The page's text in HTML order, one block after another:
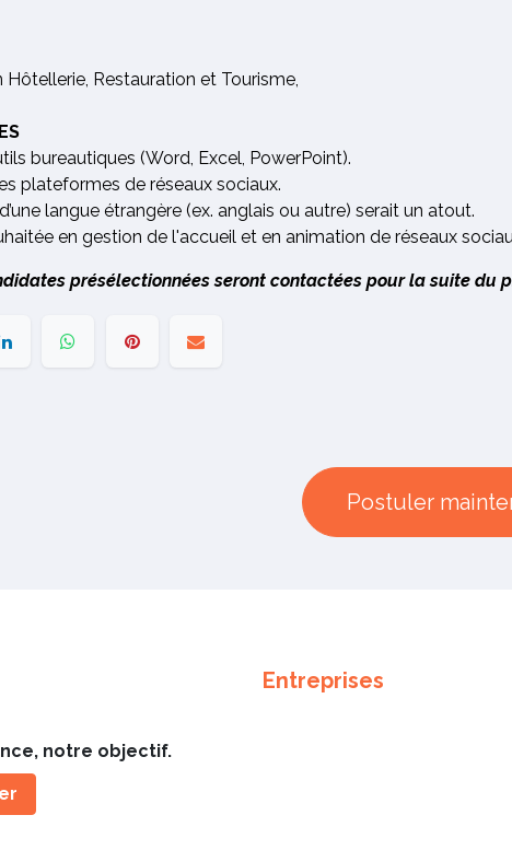
Hôtellerie, Restauration et Tourisme,
bureautiques (Word, Excel, PowerPoint).
plateformes de réseaux sociaux.
langue étrangère (ex. anglais ou autre) serait un atout.
en gestion de l'accueil et en animation de réseaux
présélectionnées seront contactées pour la suite du
Postuler
notre objectif.
Entreprises